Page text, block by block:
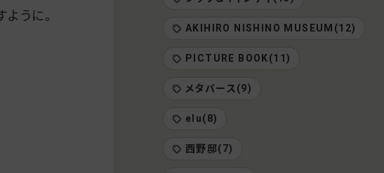
うに。
AKIHIRO NISHINO MUSEUM(12)
PICTURE BOOK(11)
メタバース(9)
elu(8)
西野邸(7)